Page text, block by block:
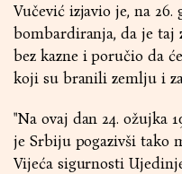
Vučević izjavio je, na
bombardiranja, da je taj
bez kazne i poručio da
koji su branili zemlju i
"Na ovaj dan 24. ožujka
je Srbiju pogazivši tako
Vijeća sigurnosti